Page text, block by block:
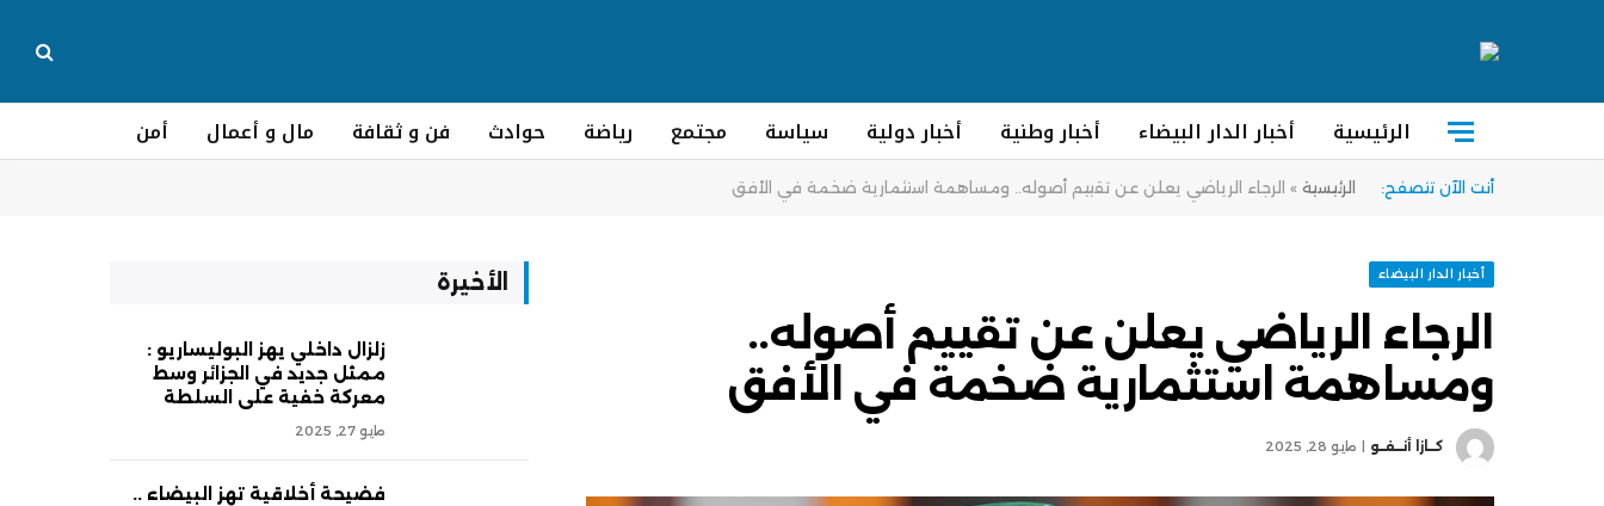
الرئيسية أخبار الدار البيضاء أخبار وطنية أخبار دولية سياسة مجتمع رياضة حوادث فن و ثقافة مال و أعمال أمن
أنت الآن تتصفح: الرئيسية » الرجاء الرياضي يعلن عن تقييم أصوله.. ومساهمة استثمارية ضخمة في الأفق
أخبار الدار البيضاء
الرجاء الرياضي يعلن عن تقييم أصوله..
ومساهمة استثمارية ضخمة في الأفق
كــازا أنــفــو مايو 28, 2025
الأخيرة
زلزال داخلي يهز البوليساريو :
ممثل جديد في الجزائر وسط
معركة خفية على السلطة
مايو 27, 2025
فضيحة أخلاقية تهز البيضاء ..